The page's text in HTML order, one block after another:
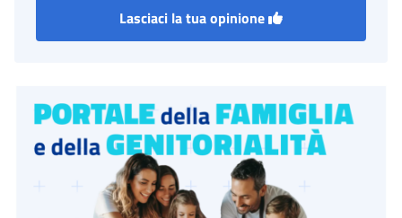
Lasciaci la tua opinione